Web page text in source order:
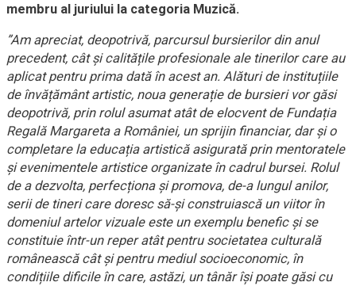
membru al juriului la categoria Muzică.
”Am apreciat, deopotrivă, parcursul bursierilor din anul
precedent, cât și calitățile profesionale ale tinerilor care au
aplicat pentru prima dată în acest an. Alături de instituțiile
de învățământ artistic, noua generație de bursieri vor găsi
deopotrivă, prin rolul asumat atât de elocvent de Fundația
Regală Margareta a României, un sprijin financiar, dar și o
completare la educația artistică asigurată prin mentoratele
și evenimentele artistice organizate în cadrul bursei. Rolul
de a dezvolta, perfecționa și promova, de-a lungul anilor,
serii de tineri care doresc să-și construiască un viitor în
domeniul artelor vizuale este un exemplu benefic și se
constituie într-un reper atât pentru societatea culturală
românească cât și pentru mediul socioeconomic, în
condițiile dificile în care, astăzi, un tânăr își poate găsi cu